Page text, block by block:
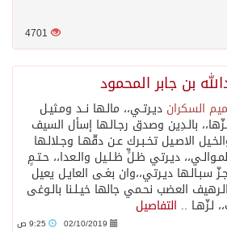
4701
بن جابر المحمود
السكران ديـرتـي،، مالـها نــد ومـثيـل
بالـدِين وصدق رجـالـها إسأل السيف
الاصـيل تخـبـرك عـن دقّهـا وجـلالـها
ديـرتي ظـلٍّ ظـلـيل والـعدا،، حـتـمٍ
سبـالـها ديـرتي،،وان بغـى العايـل يعيل
العضب نحـمي جالها خيـلـنا بالـوغى
لـزّهـا .. التفاصيل
02/10/2019